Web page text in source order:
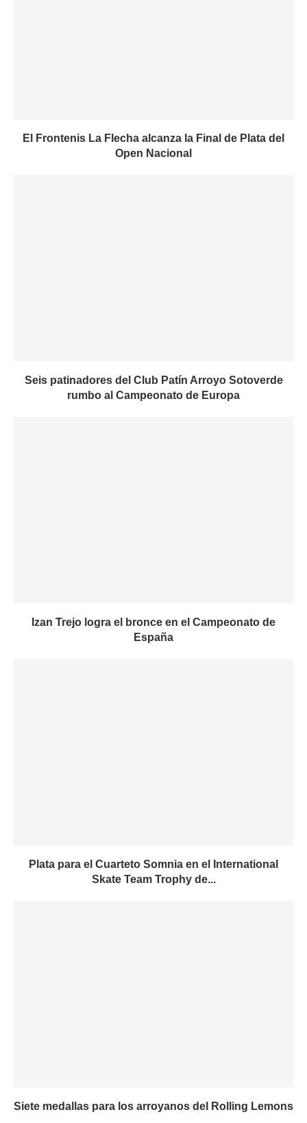
El Frontenis La Flecha alcanza la Final de Plata del
Open Nacional
Seis patinadores del Club Patín Arroyo Sotoverde
rumbo al Campeonato de Europa
Izan Trejo logra el bronce en el Campeonato de
España
Plata para el Cuarteto Somnia en el International
Skate Team Trophy de...
Siete medallas para los arroyanos del Rolling Lemons